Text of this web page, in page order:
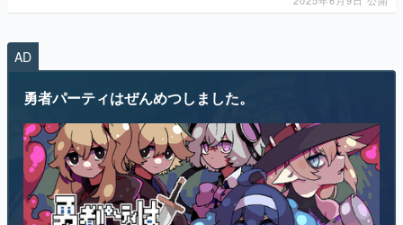
AD
勇者パーティはぜんめつしました。